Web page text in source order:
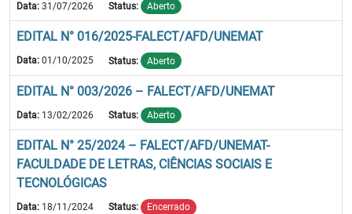
Data: 31/07/2026 Status: Aberto
EDITAL N° 016/2025-FALECT/AFD/UNEMAT
Data: 01/10/2025 Status: Aberto
EDITAL N° 003/2026 – FALECT/AFD/UNEMAT
Data: 13/02/2026 Status: Aberto
EDITAL N° 25/2024 – FALECT/AFD/UNEMAT-
FACULDADE DE LETRAS, CIÊNCIAS SOCIAIS E
TECNOLÓGICAS
Data: 18/11/2024 Status: Encerrado